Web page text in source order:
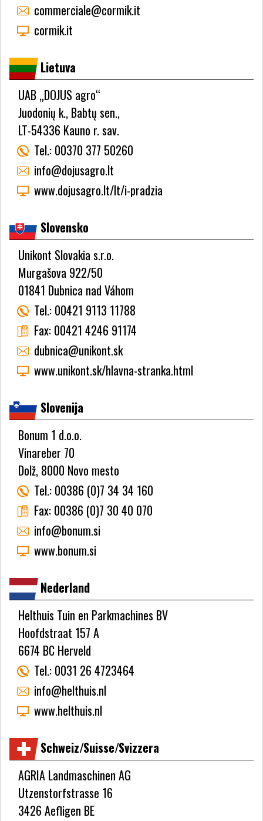
commerciale@cormik.it
cormik.it
Lietuva
UAB „DOJUS agro“
Juodonių k., Babtų sen.,
LT-54336 Kauno r. sav.
Tel.: 00370 377 50260
info@dojusagro.lt
www.dojusagro.lt/lt/i-pradzia
Slovensko
Unikont Slovakia s.r.o.
Murgašova 922/50
01841 Dubnica nad Váhom
Tel.: 00421 9113 11788
Fax: 00421 4246 91174
dubnica@unikont.sk
www.unikont.sk/hlavna-stranka.html
Slovenija
Bonum 1 d.o.o.
Vinareber 70
Dolž, 8000 Novo mesto
Tel.: 00386 (0)7 34 34 160
Fax: 00386 (0)7 30 40 070
info@bonum.si
www.bonum.si
Nederland
Helthuis Tuin en Parkmachines BV
Hoofdstraat 157 A
6674 BC Herveld
Tel.: 0031 26 4723464
info@helthuis.nl
www.helthuis.nl
Schweiz/Suisse/Svizzera
AGRIA Landmaschinen AG
Utzenstorfstrasse 16
3426 Aefligen BE